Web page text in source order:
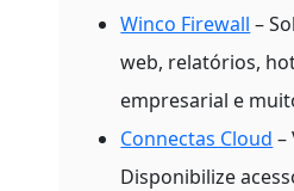
Winco Firewall –
web, relatórios,
empresarial e
Connectas Cloud –
Disponibilize